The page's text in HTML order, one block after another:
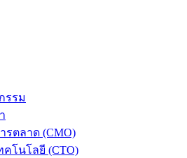
รรม
รตลาด (CMO)
คโนโลยี (CTO)